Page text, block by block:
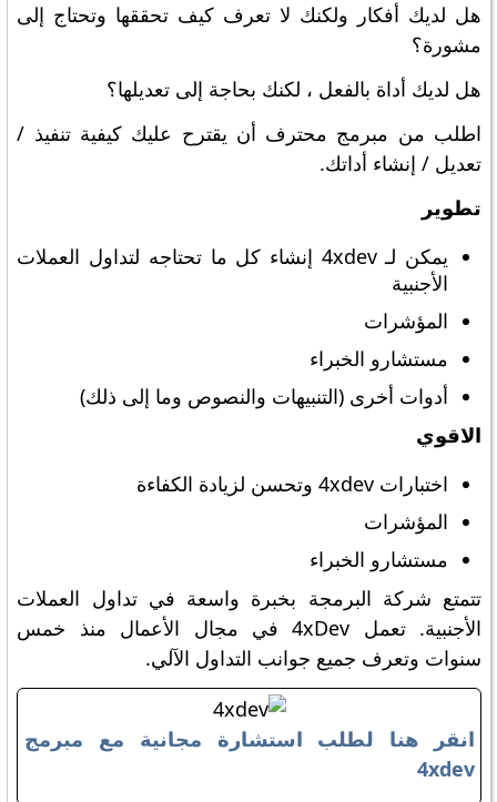
هل لديك أفكار ولكنك لا تعرف كيف تحققها وتحتاج إلى
مشورة؟
هل لديك أداة بالفعل ، لكنك بحاجة إلى تعديلها؟
اطلب من مبرمج محترف أن يقترح عليك كيفية تنفيذ /
تعديل / إنشاء أداتك.
تطوير
يمكن لـ 4xdev إنشاء كل ما تحتاجه لتداول العملات
الأجنبية
المؤشرات
مستشارو الخبراء
أدوات أخرى (التنبيهات والنصوص وما إلى ذلك)
الاقوي
اختبارات 4xdev وتحسن لزيادة الكفاءة
المؤشرات
مستشارو الخبراء
تتمتع شركة البرمجة بخبرة واسعة في تداول العملات
الأجنبية. تعمل 4xDev في مجال الأعمال منذ خمس
سنوات وتعرف جميع جوانب التداول الآلي.
انقر هنا لطلب استشارة مجانية مع مبرمج
4xdev